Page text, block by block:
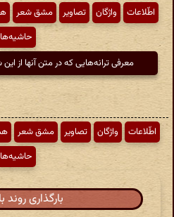
اطّلاعات واژگان تصاویر مشق شعر
حاشیه‌ها
معرفی ترانه‌هایی که در متن آنها از
اطّلاعات واژگان تصاویر مشق شعر
حاشیه‌ها
بارگذاری روند